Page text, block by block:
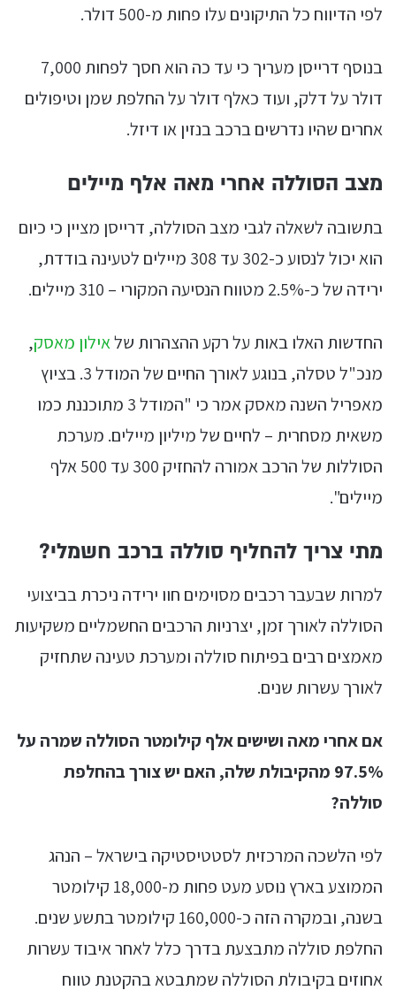
לפי הדיווח כל התיקונים עלו פחות מ-500 דולר.
בנוסף דרייסן מעריך כי עד כה הוא חסך לפחות 7,000
דולר על דלק, ועוד כאלף דולר על החלפת שמן וטיפולים
אחרים שהיו נדרשים ברכב בנזין או דיזל.
מצב הסוללה אחרי מאה אלף מיילים
בתשובה לשאלה לגבי מצב הסוללה, דרייסן מציין כי כיום
הוא יכול לנסוע כ-302 עד 308 מיילים לטעינה בודדת,
ירידה של כ-2.5% מטווח הנסיעה המקורי – 310 מיילים.
החדשות האלו באות על רקע ההצהרות שלאילון מאסק,
מנכ"ל טסלה, בנוגע לאורך החיים של המודל 3. בציוץ
מאפריל השנה מאסק אמר כי "המודל 3 מתוכננת כמו
משאית מסחרית – לחיים של מיליון מיילים. מערכת
הסוללות של הרכב אמורה להחזיק 300 עד 500 אלף
מיילים".
מתי צריך להחליף סוללה ברכב חשמלי?
למרות שבעבר רכבים מסוימים חוו ירידה ניכרת בביצועי
הסוללה לאורך זמן, יצרניות הרכבים החשמליים משקיעות
מאמצים רבים בפיתוח סוללה ומערכת טעינה שתחזיק
לאורך עשרות שנים.
אם אחרי מאה ושישים אלף קילומטר הסוללה שמרה על
97.5% מהקיבולת שלה, האם יש צורך בהחלפת
סוללה?
לפי הלשכה המרכזית לסטטיסטיקה בישראל – הנהג
הממוצע בארץ נוסע מעט פחות מ-18,000 קילומטר
בשנה, ובמקרה הזה כ-160,000 קילומטר בתשע שנים.
החלפת סוללה מתבצעת בדרך כלל לאחר איבוד עשרות
אחוזים בקיבולת הסוללה שמתבטא בהקטנת טווח